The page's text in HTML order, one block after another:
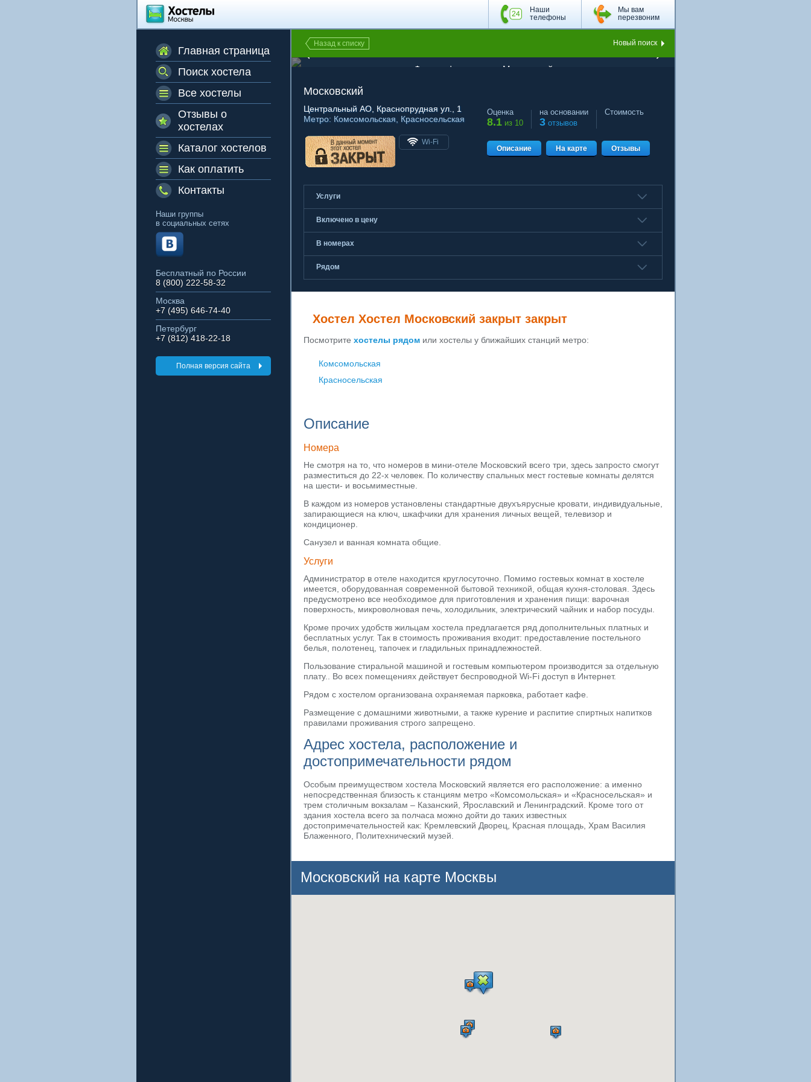
Мы вам
перезвоним
Наши
телефоны
Назад к списку Новый поиск
Фотография хостела Московский
Московский
Центральный АО , Краснопрудная ул., 1
Метро: Комсомольская Красносельская
Wi-Fi
Оценка
8.1из 10
на основании
3отзывов
Стоимость
Описание На карте Отзывы
Услуги
Включено в цену
В номерах
Рядом
Хостел Хостел Московский закрыт закрыт
Посмотрите хостелы рядом или хостелы у ближайших станций метро:
Комсомольская
Красносельская
Описание
Номера
Не смотря на то, что номеров в мини-отеле Московский всего три, здесь запросто смогут
разместиться до 22-х человек. По количеству спальных мест гостевые комнаты делятся
на шести- и восьмиместные.
В каждом из номеров установлены стандартные двухъярусные кровати, индивидуальные,
запирающиеся на ключ, шкафчики для хранения личных вещей, телевизор и
кондиционер.
Санузел и ванная комната общие.
Услуги
Администратор в отеле находится круглосуточно. Помимо гостевых комнат в хостеле
имеется, оборудованная современной бытовой техникой, общая кухня-столовая. Здесь
предусмотрено все необходимое для приготовления и хранения пищи: варочная
поверхность, микроволновая печь, холодильник, электрический чайник и набор посуды.
Кроме прочих удобств жильцам хостела предлагается ряд дополнительных платных и
бесплатных услуг. Так в стоимость проживания входит: предоставление постельного
белья, полотенец, тапочек и гладильных принадлежностей.
Пользование стиральной машиной и гостевым компьютером производится за отдельную
плату.. Во всех помещениях действует беспроводной Wi-Fi доступ в Интернет.
Рядом с хостелом организована охраняемая парковка, работает кафе.
Размещение с домашними животными, а также курение и распитие спиртных напитков
правилами проживания строго запрещено.
Адрес хостела, расположение и
достопримечательности рядом
Особым преимуществом хостела Московский является его расположение: а именно
непосредственная близость к станциям метро «Комсомольская» и «Красносельская» и
трем столичным вокзалам – Казанский, Ярославский и Ленинградский. Кроме того от
здания хостела всего за полчаса можно дойти до таких известных
достопримечательностей как: Кремлевский Дворец, Красная площадь, Храм Василия
Блаженного, Политехнический музей.
Московский на карте Москвы
Главная страница
Поиск хостела
Все хостелы
Отзывы о
хостелах
Каталог хостелов
Как оплатить
Контакты
Наши группы
в социальных сетях
Бесплатный по России
8 (800) 222-58-32
Москва
+7 (495) 646-74-40
Петербург
+7 (812) 418-22-18
Полная версия сайта